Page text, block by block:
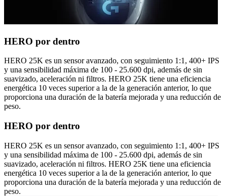
HERO por dentro
HERO 25K es un sensor avanzado, con seguimiento 1:1, 400+ IPS
y una sensibilidad máxima de 100 - 25.600 dpi, además de sin
suavizado, aceleración ni filtros. HERO 25K tiene una eficiencia
energética 10 veces superior a la de la generación anterior, lo que
proporciona una duración de la batería mejorada y una reducción de
peso.
HERO por dentro
HERO 25K es un sensor avanzado, con seguimiento 1:1, 400+ IPS
y una sensibilidad máxima de 100 - 25.600 dpi, además de sin
suavizado, aceleración ni filtros. HERO 25K tiene una eficiencia
energética 10 veces superior a la de la generación anterior, lo que
proporciona una duración de la batería mejorada y una reducción de
peso.